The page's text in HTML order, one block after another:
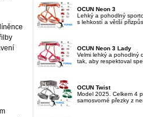
OCUN Neon 3
Lehký a pohodlný
s lehkostí a větší
OCUN Neon 3 Lady
Velmi lehký a pohodlný
tak, aby respektoval
OCUN Twist
Model 2025. Celkem 4
samosvorné přezky z